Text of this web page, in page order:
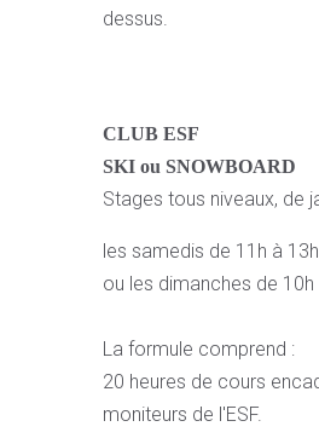
dessus.
CLUB ESF
SKI ou SNOWBOARD
Stages tous niveaux, de
les samedis de 11h à 13h
ou les dimanches de 10h
La formule comprend :
20 heures de cours
moniteurs de l'ESF.